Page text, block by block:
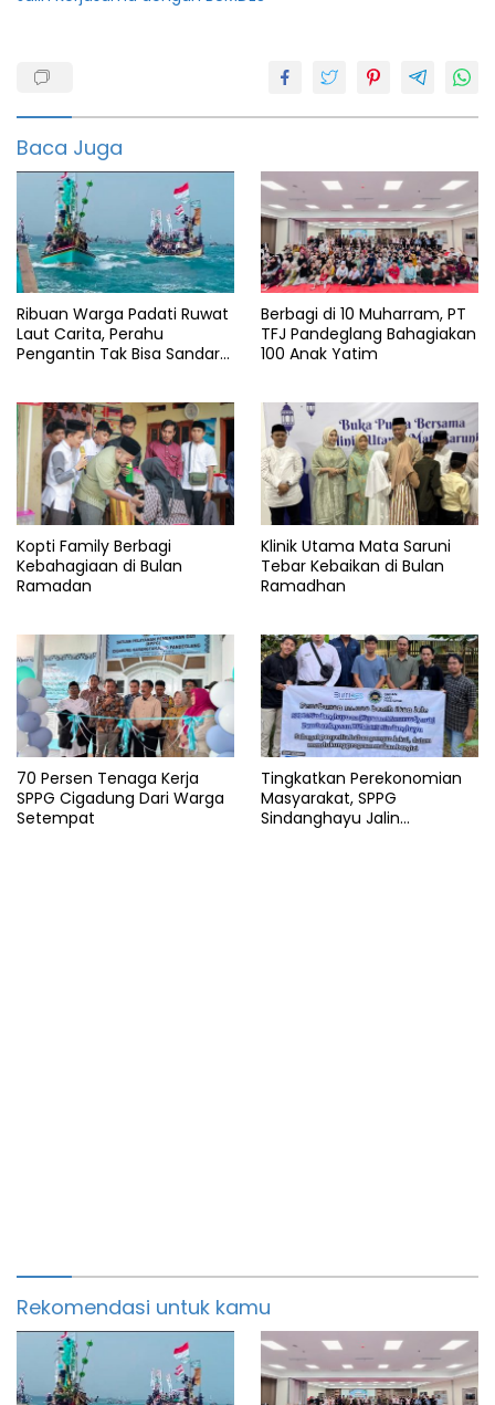
pmi
tatu
featured
Info
pmi
Info
serang
Pmi
banten
Baca Juga
Ribuan Warga Padati Ruwat
Laut Carita, Perahu
Pengantin Tak Bisa Sandar
Berbagi di 10 Muharram, PT
TFJ Pandeglang Bahagiakan
100 Anak Yatim
Kopti Family Berbagi
Kebahagiaan di Bulan
Ramadan
Klinik Utama Mata Saruni
Tebar Kebaikan di Bulan
Ramadhan
70 Persen Tenaga Kerja
SPPG Cigadung Dari Warga
Setempat
Tingkatkan Perekonomian
Masyarakat, SPPG
Sindanghayu Jalin
Rekomendasi untuk kamu